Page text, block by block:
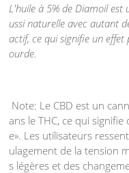
L'huile à 5% de Diamoil est
ussi naturelle avec autant
actif, ce qui signifie un
ourde.
Note: Le CBD est un
ans le THC, ce qui
e». Les utilisateurs
ulagement de la tension
s légères et des